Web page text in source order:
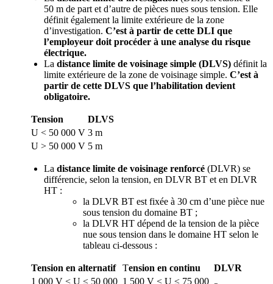
50 m de part et d’autre de pièces nues sous tension. Elle
définit également la limite extérieure de la zone
d’investigation. C’est à partir de cette DLI que
l’employeur doit procéder à une analyse du risque
électrique.
La distance limite de voisinage simple (DLVS) définit la
limite extérieure de la zone de voisinage simple. C’est à
partir de cette DLVS que l’habilitation devient
obligatoire.
Tension
DLVS
U < 50 000 V 3 m
U > 50 000 V 5 m
La distance limite de voisinage renforcé (DLVR) se
différencie, selon la tension, en DLVR BT et en DLVR
HT :
la DLVR BT est fixée à 30 cm d’une pièce nue
sous tension du domaine BT ;
la DLVR HT dépend de la tension de la pièce
nue sous tension dans le domaine HT selon le
tableau ci-dessous :
Tension en alternatif Tension en continu
DLVR
1 000 V < U ≤ 50 000 1 500 V < U ≤ 75 000